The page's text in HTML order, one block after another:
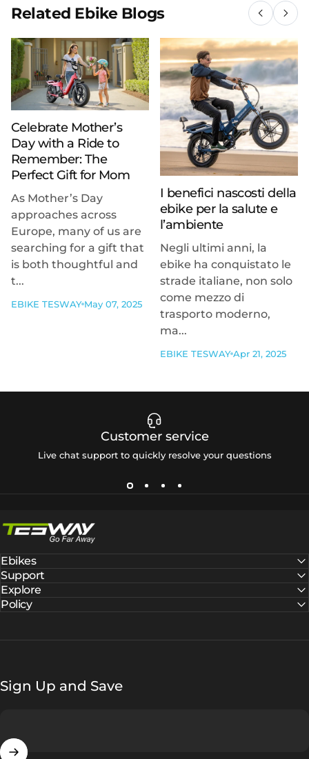
Related Ebike Blogs
Celebrate Mother’s
Day with a Ride to
Remember: The
Perfect Gift for Mom
As Mother’s Day
approaches across
Europe, many of us are
searching for a gift that
is both thoughtful and
t...
EBIKE TESWAY May 07, 2025
I benefici nascosti della
ebike per la salute e
l’ambiente
Negli ultimi anni, la
ebike ha conquistato le
strade italiane, non solo
come mezzo di
trasporto moderno,
ma...
EBIKE TESWAY Apr 21, 2025
Customer service
Live chat support to quickly resolve your questions
Ebikes
Support
Explore
Policy
Sign Up and Save